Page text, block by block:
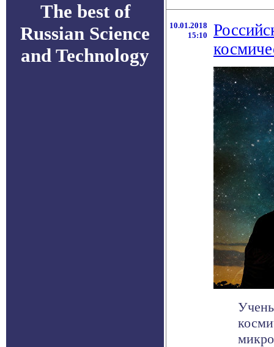
The best of
Russian Science
and Technology
10.01.2018
15:10